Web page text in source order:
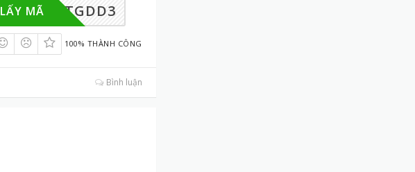
PAYTGDD3
LẤY MÃ
100% THÀNH CÔNG
Bình luận